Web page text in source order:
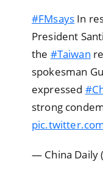
#FMsays In
President
the #Taiwan
spokesman
expressed
strong
— China Daily